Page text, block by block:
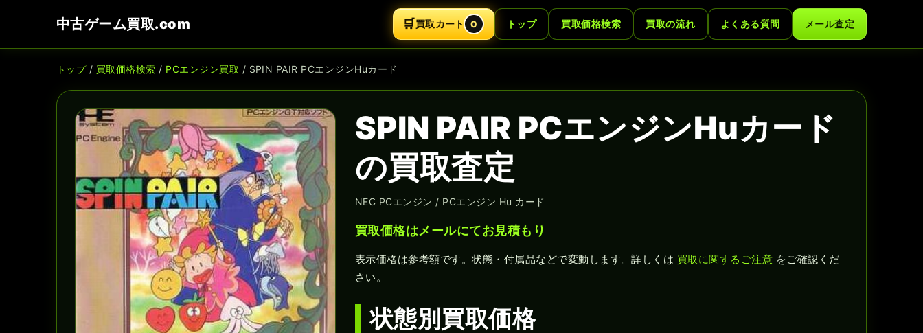
中古ゲーム買取.com 🛒買取カート 0 トップ 買取価格検索 買取の流れ よくある質問 メール査定
トップ/ 買取価格検索 / PCエンジン買取 / SPIN PAIR PCエンジンHuカード
SPIN PAIR PCエンジンHuカード
の買取査定
NEC PCエンジン / PCエンジン Hu カード
買取価格はメールにてお見積もり
表示価格は参考額です。状態・付属品などで変動します。詳しくは 買取に関するご注意 をご確認くだ
さい。
状態別買取価格